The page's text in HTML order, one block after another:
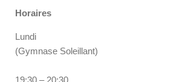
Horaires
Lundi
(Gymnase Soleillant)
19:30 – 20:30